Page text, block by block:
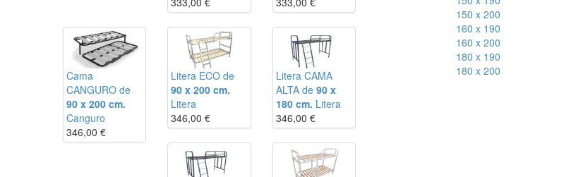
Cama
CANGURO de
90 x 200 cm.
Canguro
346,00 €
Litera ECO de
90 x 200 cm.
Litera
346,00 €
Litera CAMA
ALTA de 90 x
180 cm. Litera
346,00 €
150 x 200
160 x 190
160 x 200
180 x 190
180 x 200